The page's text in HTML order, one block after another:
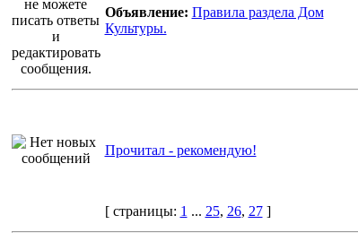
Объявление: Правила раздела Дом
Культуры.
Прочитал - рекомендую!
[ страницы: 1 ... 25, 26, 27]